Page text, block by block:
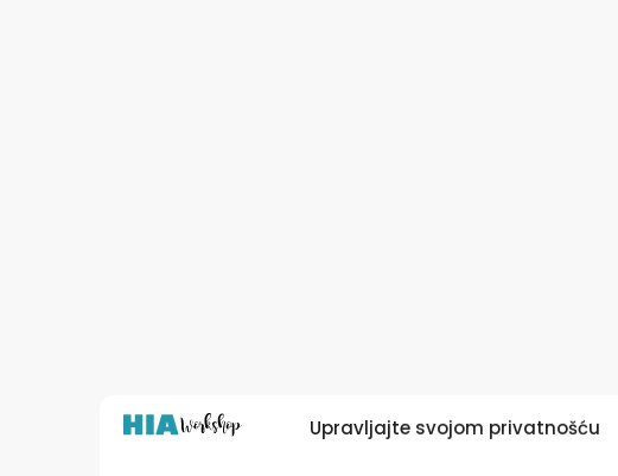
Upravljajte svojom privatnošću